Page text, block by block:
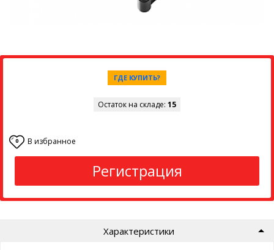
ГДЕ КУПИТЬ?
Остаток на складе: 15
0 В избранное
Регистрация
Характеристики